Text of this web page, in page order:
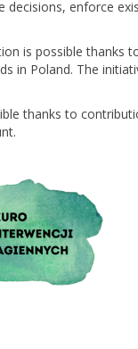
enforce
is possible thanks
in Poland. The
thanks to